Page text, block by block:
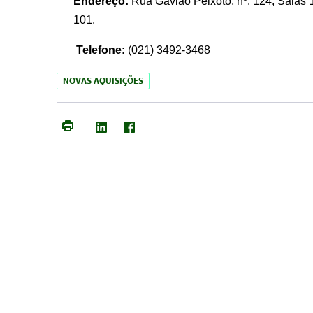
101.
Telefone: (021) 3492-3468
NOVAS AQUISIÇÕES